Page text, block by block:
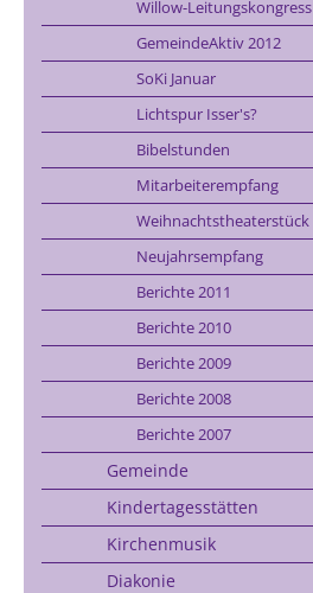
Willow-Leitungskongress
GemeindeAktiv 2012
SoKi Januar
Lichtspur Isser's?
Bibelstunden
Mitarbeiterempfang
Weihnachtstheaterstück
Neujahrsempfang
Berichte 2011
Berichte 2010
Berichte 2009
Berichte 2008
Berichte 2007
Gemeinde
Kindertagesstätten
Kirchenmusik
Diakonie